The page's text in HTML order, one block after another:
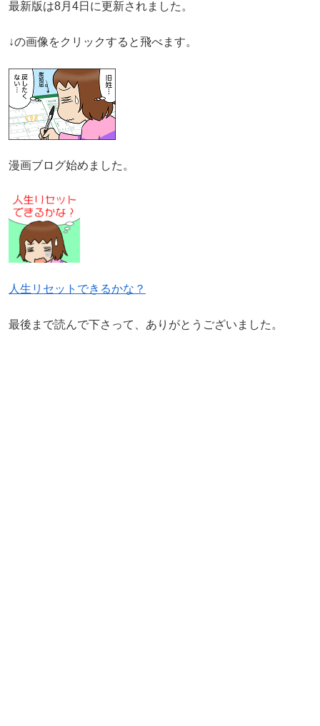
最新版は8月4日に更新されました。
↓の画像をクリックすると飛べます。
漫画ブログ始めました。
人生リセットできるかな？
最後まで読んで下さって、ありがとうございました。